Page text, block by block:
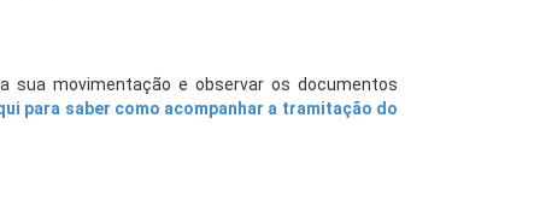
sua movimentação e observar os documentos
para saber como acompanhar a tramitação do